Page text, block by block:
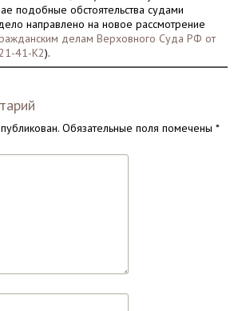
подобные обстоятельства судами
направлено на новое рассмотрение
делам Верховного Суда РФ от
41-К2).
Обязательные поля помечены *